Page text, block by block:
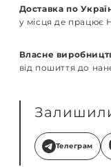
Доставка по
у місця де працює
Власне
від пошиття до
Телеграм